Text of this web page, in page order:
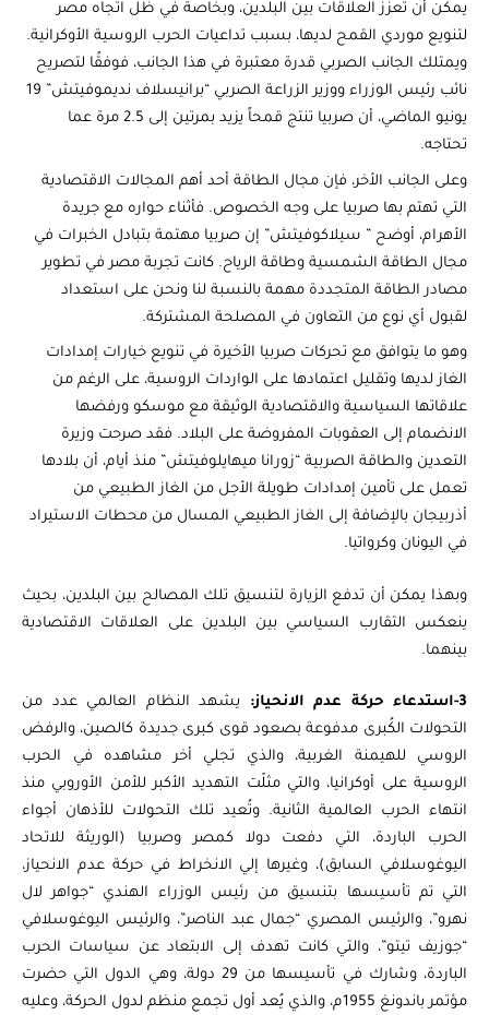
يمكن أن تعزز العلاقات بين البلدين، وبخاصة في ظل اتجاه مصر
لتنويع موردي القمح لديها، بسبب تداعيات الحرب الروسية الأوكرانية.
ويمتلك الجانب الصربي قدرة معتبرة في هذا الجانب، فوفقًا لتصريح
نائب رئيس الوزراء ووزير الزراعة الصربي “برانيسلاف نديموفيتش” 19
يونيو الماضي، أن صربيا تنتج قمحاً يزيد بمرتين إلى 2.5 مرة عما
تحتاجه.
وعلى الجانب الأخر، فإن مجال الطاقة أحد أهم المجالات الاقتصادية
التي تهتم بها صربيا على وجه الخصوص. فأثناء حواره مع جريدة
الأهرام، أوضح ” سيلاكوفيتش” إن صربيا مهتمة بتبادل الخبرات في
مجال الطاقة الشمسية وطاقة الرياح. كانت تجربة مصر في تطوير
مصادر الطاقة المتجددة مهمة بالنسبة لنا ونحن على استعداد
لقبول أي نوع من التعاون في المصلحة المشتركة.
وهو ما يتوافق مع تحركات صربيا الأخيرة في تنويع خيارات إمدادات
الغاز لديها وتقليل اعتمادها على الواردات الروسية، على الرغم من
علاقاتها السياسية والاقتصادية الوثيقة مع موسكو ورفضها
الانضمام إلى العقوبات المفروضة على البلاد. فقد صرحت وزيرة
التعدين والطاقة الصربية “زورانا ميهايلوفيتش” منذ أيام، أن بلادها
تعمل على تأمين إمدادات طويلة الأجل من الغاز الطبيعي من
أذربيجان بالإضافة إلى الغاز الطبيعي المسال من محطات الاستيراد
في اليونان وكرواتيا.
وبهذا يمكن أن تدفع الزيارة لتنسيق تلك المصالح بين البلدين، بحيث
ينعكس التقارب السياسي بين البلدين على العلاقات الاقتصادية
بينهما.
يشهد النظام العالمي عدد من
التحولات الكُبرى مدفوعة بصعود قوى كبرى جديدة كالصين، والرفض
الروسي للهيمنة الغربية، والذي تجلي أخر مشاهده في الحرب
الروسية على أوكرانيا، والتي مثلّت التهديد الأكبر للأمن الأوروبي منذ
انتهاء الحرب العالمية الثانية. وتُعيد تلك التحولات للأذهان أجواء
الحرب الباردة، التي دفعت دولا كمصر وصربيا (الوريثة للاتحاد
اليوغوسلافي السابق)، وغيرها إلي الانخراط في حركة عدم الانحياز،
التي تم تأسيسها بتنسيق من رئيس الوزراء الهندي “جواهر لال
نهرو”، والرئيس المصري “جمال عبد الناصر”، والرئيس اليوغوسلافي
“جوزيف تيتو”، والتي كانت تهدف إلى الابتعاد عن سياسات الحرب
الباردة، وشارك في تأسيسها من 29 دولة، وهي الدول التي حضرت
مؤتمر باندونغ 1955م، والذي يُعد أول تجمع منظم لدول الحركة، وعليه